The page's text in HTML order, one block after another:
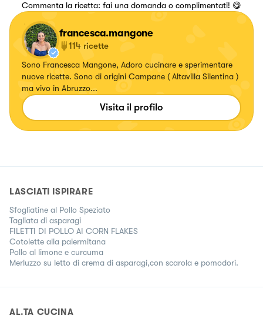
Commenta la ricetta: fai una domanda o complimentati! 😋
francesca.mangone
114 ricette
Sono Francesca Mangone, Adoro cucinare e sperimentare
nuove ricette. Sono di origini Campane ( Altavilla Silentina )
ma vivo in Abruzzo...
Visita il profilo
LASCIATI ISPIRARE
Sfogliatine al Pollo Speziato
Tagliata di asparagi
FILETTI DI POLLO AI CORN FLAKES
Cotolette alla palermitana
Pollo al limone e curcuma
Merluzzo su letto di crema di asparagi,con scarola e pomodori.
AL.TA CUCINA